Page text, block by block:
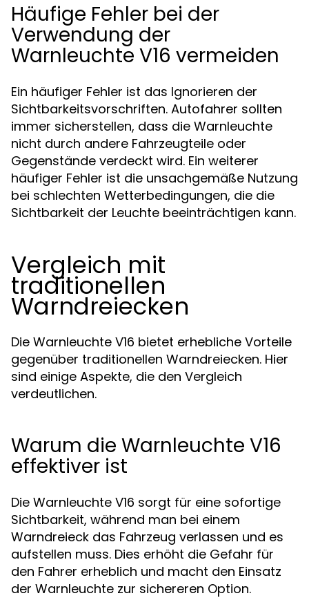
Häufige Fehler bei der
Verwendung der
Warnleuchte V16 vermeiden
Ein häufiger Fehler ist das Ignorieren der
Sichtbarkeitsvorschriften. Autofahrer sollten
immer sicherstellen, dass die Warnleuchte
nicht durch andere Fahrzeugteile oder
Gegenstände verdeckt wird. Ein weiterer
häufiger Fehler ist die unsachgemäße Nutzung
bei schlechten Wetterbedingungen, die die
Sichtbarkeit der Leuchte beeinträchtigen kann.
Vergleich mit
traditionellen
Warndreiecken
Die Warnleuchte V16 bietet erhebliche Vorteile
gegenüber traditionellen Warndreiecken. Hier
sind einige Aspekte, die den Vergleich
verdeutlichen.
Warum die Warnleuchte V16
effektiver ist
Die Warnleuchte V16 sorgt für eine sofortige
Sichtbarkeit, während man bei einem
Warndreieck das Fahrzeug verlassen und es
aufstellen muss. Dies erhöht die Gefahr für
den Fahrer erheblich und macht den Einsatz
der Warnleuchte zur sichereren Option.